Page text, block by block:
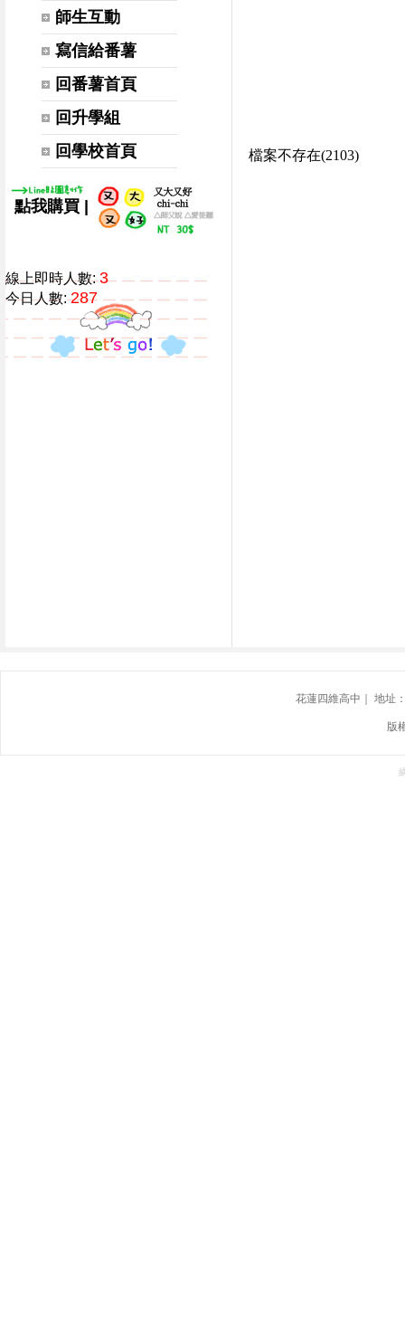
師生互動
寫信給番薯
回番薯首頁
回升學組
回學校首頁
點我購買 |
線上即時人數:3
今日人數:287
花蓮四維高中｜ 地址
版